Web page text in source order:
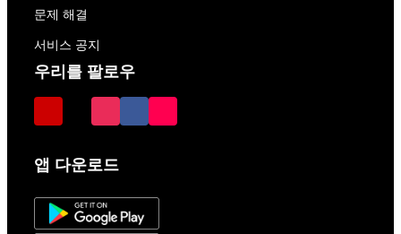
문제 해결
서비스 공지
우리를 팔로우
앱 다운로드